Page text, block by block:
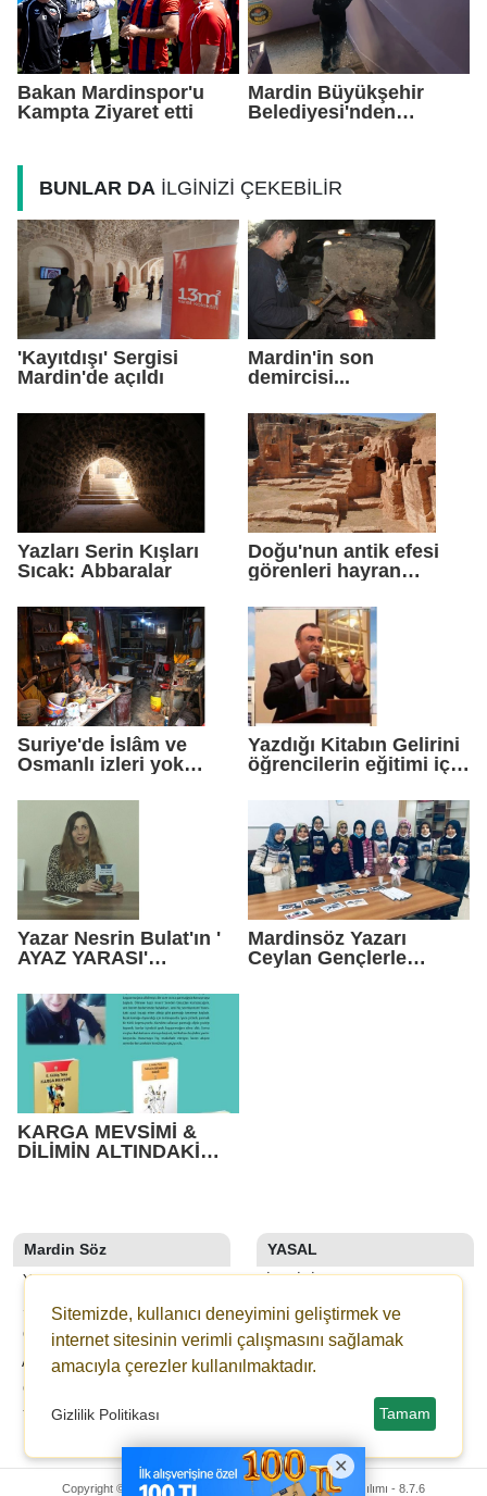
Bakan Mardinspor'u
Kampta Ziyaret etti
Mardin Büyükşehir
Belediyesi'nden
BUNLAR DA İLGİNİZİ ÇEKEBİLİR
'Kayıtdışı' Sergisi
Mardin'de açıldı
Mardin'in son
demircisi...
Yazları Serin Kışları
Sıcak: Abbaralar
Doğu'nun antik efesi
görenleri hayran
Suriye'de İslâm ve
Osmanlı izleri yok
Yazdığı Kitabın Gelirini
öğrencilerin eğitimi için
Yazar Nesrin Bulat'ın '
AYAZ YARASI'
Mardinsöz Yazarı
Ceylan Gençlerle
KARGA MEVSİMİ &
DİLİMİN ALTINDAKİ
Mardin Söz
YAZARLAR
SON DAKİKA
GALERİLER
ANKETLER
GAZETELER
YOL TARIFI
YASAL
İLETIŞIM
KÜNYE
YAYIN İLKELERI
KURALLAR
KULLANICI SÖZLEŞMESI
VERI POLITIKASI
Sitemizde, kullanıcı deneyimini geliştirmek ve
internet sitesinin verimli çalışmasını sağlamak
amacıyla çerezler kullanılmaktadır.
Gizlilik Politikası Tamam
Copyright © 2024 Mardin Söz Gazetesi -Haber Sitesi Yazılımı - 8.7.6